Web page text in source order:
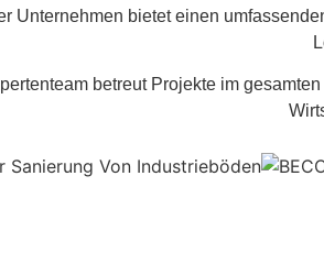
Unternehmen bietet einen
betreut Projekte im